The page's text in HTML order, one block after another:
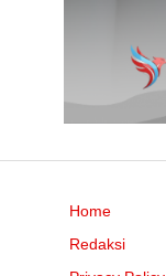
Home
Redaksi